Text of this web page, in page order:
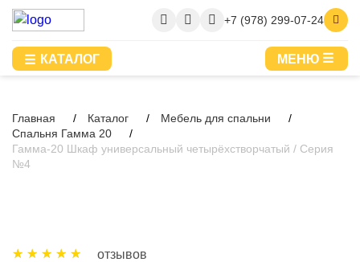
+7 (978) 299-07-24
КАТАЛОГ МЕНЮ
Главная Каталог
Мебель для спальни
Спальня Гамма 20
Гамма-20 Шкаф универсальный четырёхстворчатый / Серия
№4
отзывов